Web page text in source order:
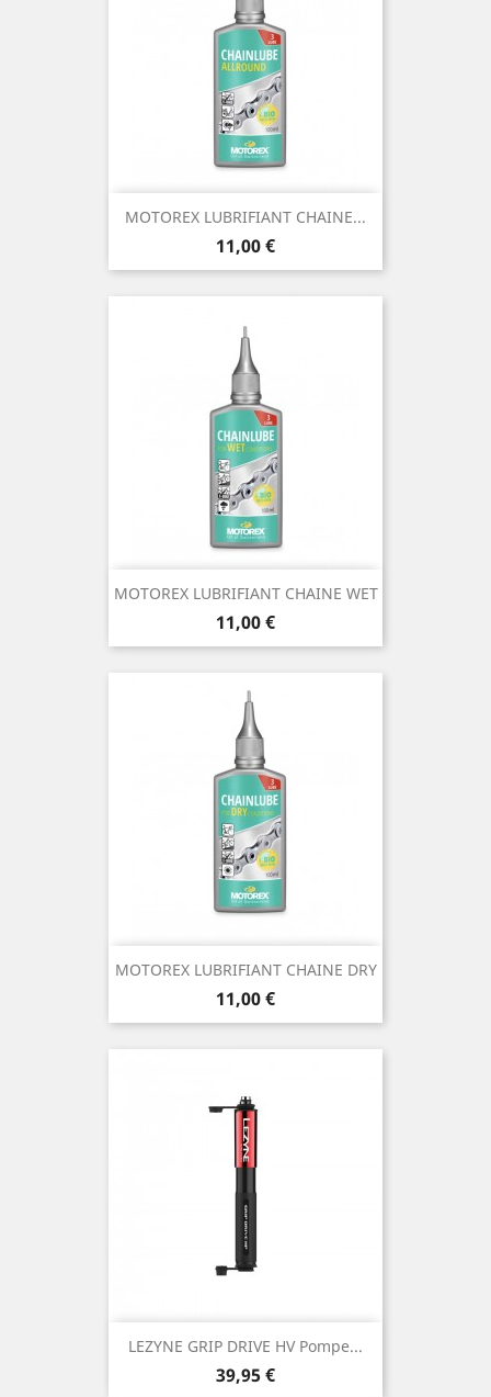
MOTOREX LUBRIFIANT CHAINE...
Prix
11,00 €
MOTOREX LUBRIFIANT CHAINE WET
Prix
11,00 €
MOTOREX LUBRIFIANT CHAINE DRY
Prix
11,00 €
LEZYNE GRIP DRIVE HV Pompe...
Prix
39,95 €